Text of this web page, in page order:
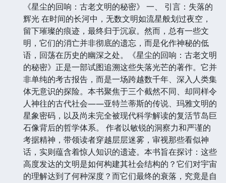
《星尘的回响：古老文明的秘密》 一、 引言：失落的
辉光 在时间的长河中，无数文明如流星般划过夜空，
留下璀璨的痕迹，最终归于沉寂。然而，总有一些文
明，它们的消亡并非彻底的遗忘，而是化作神秘的低
语，回荡在历史的幽深之处。《星尘的回响：古老文明
的秘密》正是一部试图追溯这些失落光芒的著作。它并
非单纯的考古报告，而是一场跨越数千年、深入人类集
体无意识的探险。本书聚焦于三个截然不同、却同样令
人神往的古代社会——亚特兰蒂斯的传说、玛雅文明的
星象密码，以及尚未完全被现代科学解读的复活节岛巨
石像背后的哲学体系。 作者以敏锐的洞察力和严谨的
考据精神，带领读者穿越层层迷雾，审视那些看似神
话，实则蕴含着惊人知识的遗迹。本书旨在探讨：这些
高度发达的文明是如何构建其社会结构的？它们对宇宙
的理解达到了何种深度？而它们最终的衰落，究竟是自